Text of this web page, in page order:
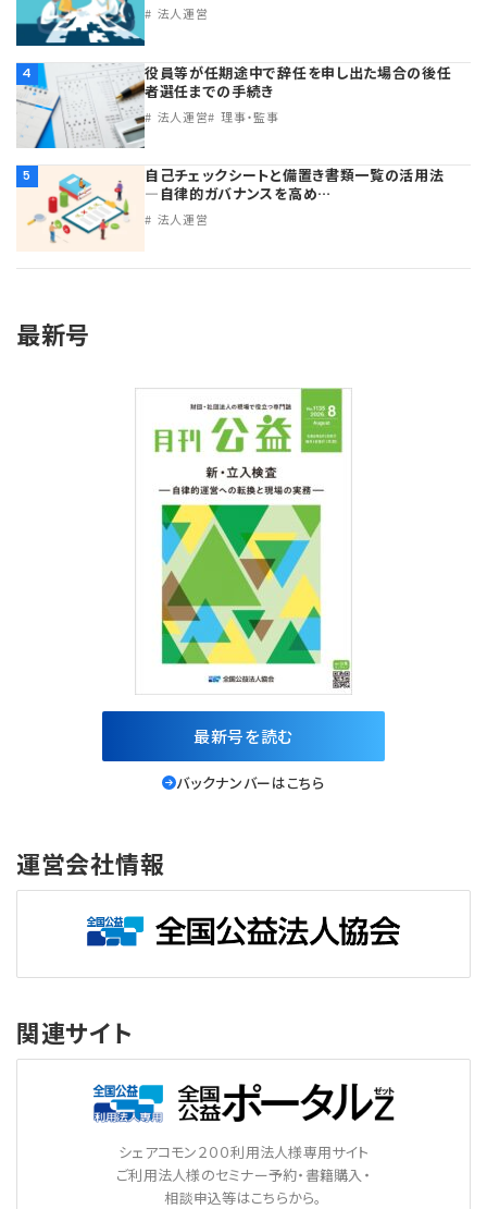
法人運営
4
役員等が任期途中で辞任を申し出た場合の後任
者選任までの手続き
法人運営 理事・監事
5
自己チェックシートと備置き書類一覧の活用法
―自律的ガバナンスを高め…
法人運営
最新号
最新号を読む
バックナンバーはこちら
運営会社情報
関連サイト
シェアコモン２００利用法人様専用サイト
ご利用法人様のセミナー予約・書籍購入・
相談申込等はこちらから。